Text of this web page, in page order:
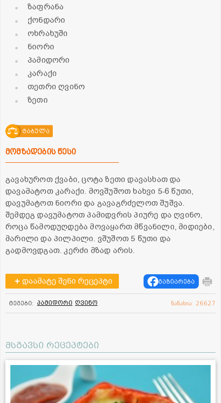
ზაფრანა
ქონდარი
ოხრახუში
ნიორი
პამიდორი
კარაქი
თეთრი ღვინო
ზეთი
ტაბულა
მომზადების წესი
გავახუროთ ქვაბი, ცოტა ზეთი დავასხათ და
დავამატოთ კარაქი. მოვშუშოთ ხახვი 5-6 წუთი,
დავუმატოთ ნიორი და გავაგრძელოთ შუშვა.
შემდეგ დავუმატოთ პამიდვრის პიურე და ღვინო,
როცა წამოდუღდება მოვაყართ მწვანილი, მიდიები,
მარილი და პილპილი. ვშუშოთ 5 წუთი და
გადმოვდგათ. კერძი მზად არის.
დაამატე შენი რეცეპტი გაზიარება
ტეგები: პამიდორი ღვინო ნანახია: 26627
მსგავსი რეცეპტები